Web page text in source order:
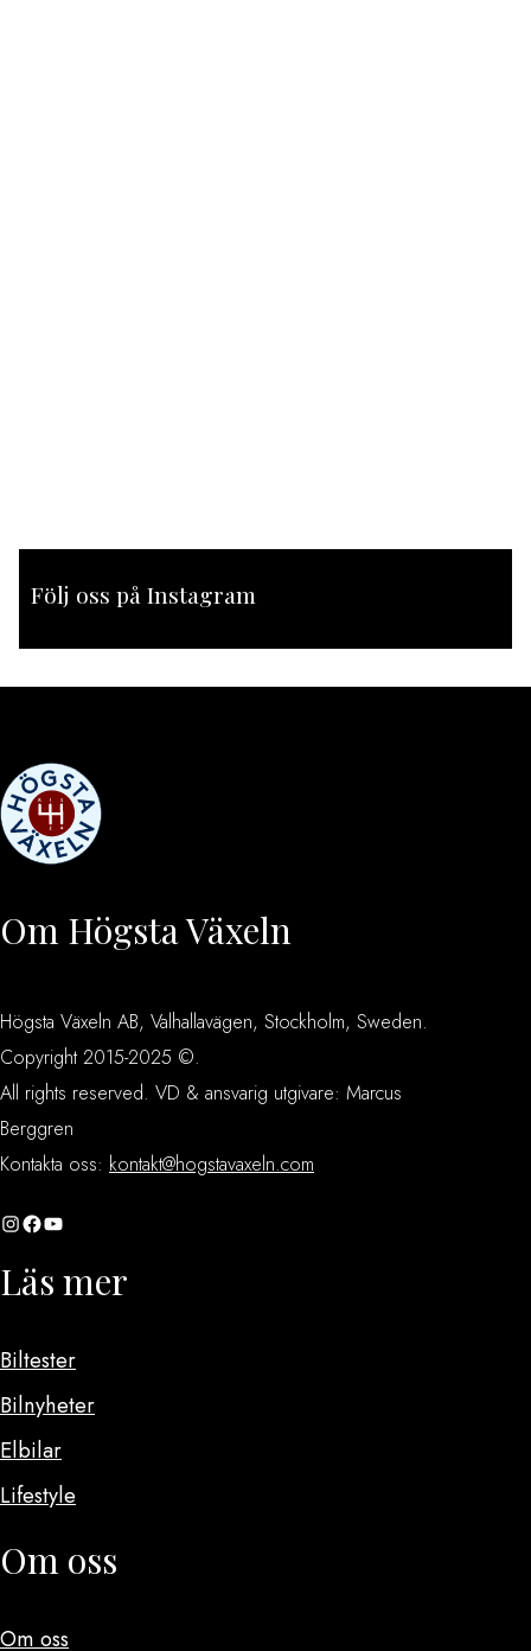
Följ oss på Instagram
Om Högsta Växeln
Högsta Växeln AB, Valhallavägen, Stockholm, Sweden.
Copyright 2015-2025 ©.
All rights reserved. VD & ansvarig utgivare: Marcus
Berggren
Kontakta oss: kontakt@hogstavaxeln.com
InstagramFacebook YouTube
Läs mer
Biltester
Bilnyheter
Elbilar
Lifestyle
Om oss
Om oss